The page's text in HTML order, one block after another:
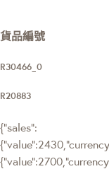
貨品編號
R30466_0
R20883
{"sales":